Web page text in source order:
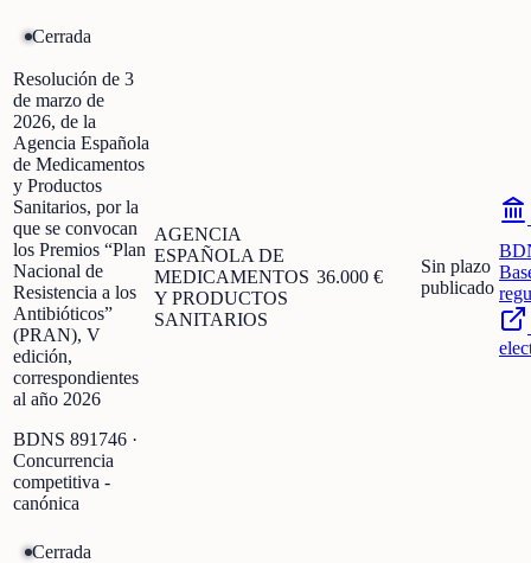
Cerrada
Resolución de 3
de marzo de
2026, de la
Agencia Española
de Medicamentos
y Productos
Sanitarios, por la
que se convocan
los Premios “Plan
Nacional de
Resistencia a los
Antibióticos”
(PRAN), V
edición,
correspondientes
al año 2026
BDNS 891746 ·
Concurrencia
competitiva -
canónica
AGENCIA
ESPAÑOLA DE
MEDICAMENTOS
Y PRODUCTOS
SANITARIOS
36.000 €
Sin plazo
publicado
Cerrada